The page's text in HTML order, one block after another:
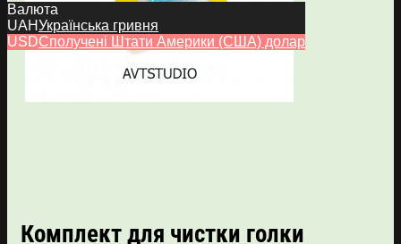
Комплект для чистки голки
Валюта
UAHУкраїнська гривня
USDСполучені Штати Америки (США) долар